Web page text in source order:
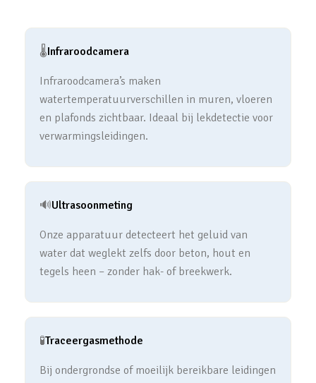
🌡️Infraroodcamera
Infraroodcamera’s maken
watertemperatuurverschillen in muren, vloeren
en plafonds zichtbaar. Ideaal bij lekdetectie voor
verwarmingsleidingen.
🔊Ultrasoonmeting
Onze apparatuur detecteert het geluid van
water dat weglekt zelfs door beton, hout en
tegels heen – zonder hak- of breekwerk.
🧪Traceergasmethode
Bij ondergrondse of moeilijk bereikbare leidingen